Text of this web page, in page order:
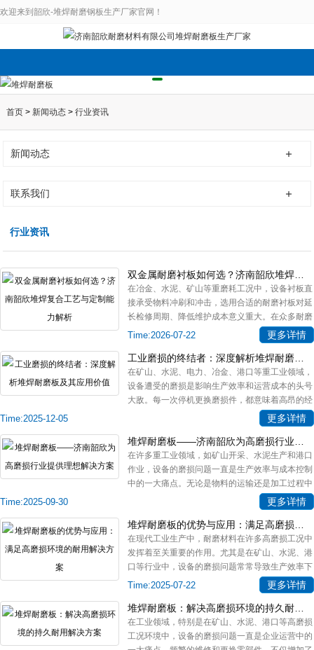
欢迎来到韶欣-堆焊耐磨钢板生产厂家官网！
首页> 新闻动态> 行业资讯
新闻动态
联系我们
行业资讯
在冶金、水泥、矿山等重磨耗工况中，设备衬板直
接承受物料冲刷和冲击，选用合适的耐磨衬板对延
长检修周期、降低维护成本意义重大。在众多耐磨
材料中，堆焊复合耐磨衬板因其
Time:2026-07-22 更多详情
在矿山、水泥、电力、冶金、港口等重工业领域，
设备遭受的磨损是影响生产效率和运营成本的头号
大敌。每一次停机更换磨损件，都意味着高昂的经
Time:2025-12-05 更多详情
在许多重工业领域，如矿山开采、水泥生产和港口
作业，设备的磨损问题一直是生产效率与成本控制
中的一大痛点。无论是物料的运输还是加工过程中
Time:2025-09-30 更多详情
在现代工业生产中，耐磨材料在许多高磨损工况中
发挥着至关重要的作用。尤其是在矿山、水泥、港
口等行业中，设备的磨损问题常常导致生产效率下
降和维修成本增加。因此，选择
Time:2025-07-22 更多详情
在工业领域，特别是在矿山、水泥、港口等高磨损
工况环境中，设备的磨损问题一直是企业运营中的